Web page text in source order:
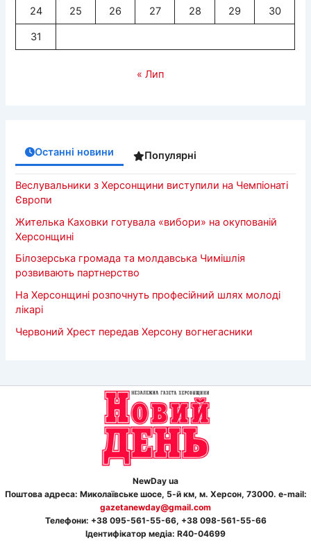
24 25 26 27 28 29 30
31
« Лип
Останні новини Популярні
Веслувальники з Херсонщини виступили на Чемпіонаті
Європи
Жителька Каховки готувала «вибори» на окупованій
Херсонщині
Білозерська громада та молдавська Чимішлія
розвивають партнерство
На Херсонщині розпочнуть професійний шлях молоді
лікарі
Червоний Хрест передав Херсону вогнегасники
NewDay ua
Поштова адреса: Миколаївське шосе, 5-й км, м. Херсон, 73000. e-mail:
gazetanewday@gmail.com
Телефони: +38 095-561-55-66, +38 098-561-55-66
Ідентифікатор медіа: R40-04699